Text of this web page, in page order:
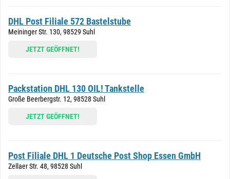
DHL Post Filiale 572 Bastelstube
Meininger Str. 130, 98529 Suhl
JETZT GEÖFFNET!
Packstation DHL 130 OIL! Tankstelle
Große Beerbergstr. 12, 98528 Suhl
JETZT GEÖFFNET!
Post Filiale DHL 1 Deutsche Post Shop Essen GmbH
Zellaer Str. 48, 98528 Suhl